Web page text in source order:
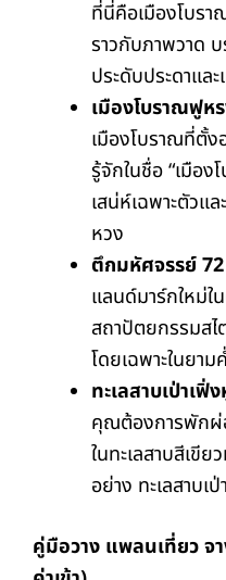
ที่นี่คือเมืองโบร
ราวกับภาพวาด
ประดับประดาแล
เมืองโบราณฟูห
เมืองโบราณที่ตั้
รู้จักในชื่อ “เมือ
เสน่ห์เฉพาะตัวแ
หวง
ตึกมหัศจรรย์ 72
แลนด์มาร์กใหม่ใ
สถาปัตยกรรมสไ
โดยเฉพาะในยาม
ทะเลสาบเป่าเ
คุณต้องการพักผ่
ในทะเลสาบสีเขี
อย่าง ทะเลสาบเ
คู่มือวาง แพลนเที่ยว จา